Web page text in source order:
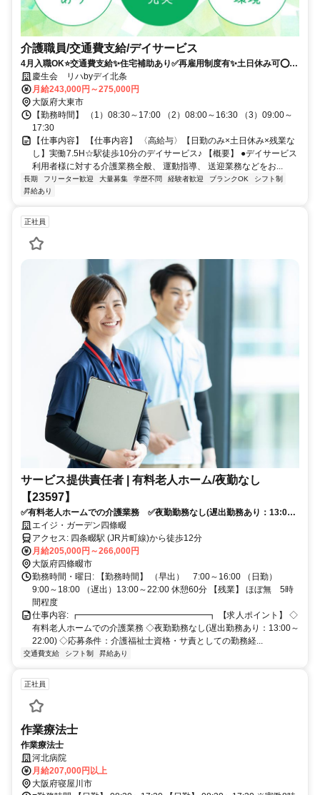
介護職員/交通費支給/デイサービス
4月入職OK⭐️交通費支給✨住宅補助あり✅️再雇用制度有✨土日休み可⭕️夜
勤なし✨担当者オススメ❗️残業なし⭐️経験者優遇✊️週休2日✅️駅チカ❗️高額求
人
慶生会 リハbyデイ北条
月給243,000円～275,000円
大阪府大東市
【勤務時間】 （1）08:30～17:00 （2）08:00～16:30 （3）09:00～
17:30
【仕事内容】 【仕事内容】 〈高給与〉【日勤のみ×土日休み×残業な
し】実働7.5H☆駅徒歩10分のデイサービス♪ 【概要】 ●デイサービス
利用者様に対する介護業務全般、 運動指導、 送迎業務などをお...
長期 フリーター歓迎 大量募集 学歴不問 経験者歓迎 ブランクOK
シフト制
昇給あり
正社員
サービス提供責任者 | 有料老人ホーム/夜勤なし
【23597】
✅有料老人ホームでの介護業務 ✅夜勤勤務なし(遅出勤務あり：13:00
～22:00) ✅応募条件：介護福祉士資格・サ責としての勤務経験 ✅月
給：20.5万円～26.6万円 ✅スタッフが20代～40代で構成。明るく和気
あいあいとした職場！
エイジ・ガーデン四條畷
アクセス: 四条畷駅 (JR片町線)から徒歩12分
月給205,000円～266,000円
大阪府四條畷市
勤務時間・曜日: 【勤務時間】 （早出） 7:00～16:00 （日勤）
9:00～18:00 （遅出）13:00～22:00 休憩60分 【残業】 ほぼ無 5時
間程度
仕事内容: ┏━━━━━━━━━━━━━━━┓ 【求人ポイント】 ◇
有料老人ホームでの介護業務 ◇夜勤勤務なし(遅出勤務あり：13:00～
22:00) ◇応募条件：介護福祉士資格・サ責としての勤務経...
交通費支給 シフト制 昇給あり
正社員
作業療法士
作業療法士
河北病院
月給207,000円以上
大阪府寝屋川市